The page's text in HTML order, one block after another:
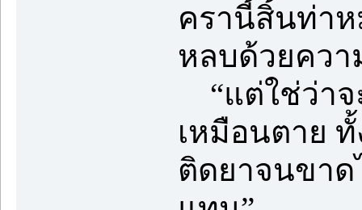
ครานี้สิ้นท่า
หลบด้วยควา
“แต่ใช่ว่าจ
เหมือนตาย
ติดยาจนขาด